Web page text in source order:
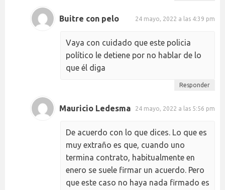
Buitre con pelo 24 mayo, 2022 a las 4:39 pm
Vaya con cuidado que este policia
político le detiene por no hablar de lo
que él diga
Responder
Mauricio Ledesma 24 mayo, 2022 a las 5:56 pm
De acuerdo con lo que dices. Lo que es
muy extraño es que, cuando uno
termina contrato, habitualmente en
enero se suele firmar un acuerdo. Pero
que este caso no haya nada firmado es